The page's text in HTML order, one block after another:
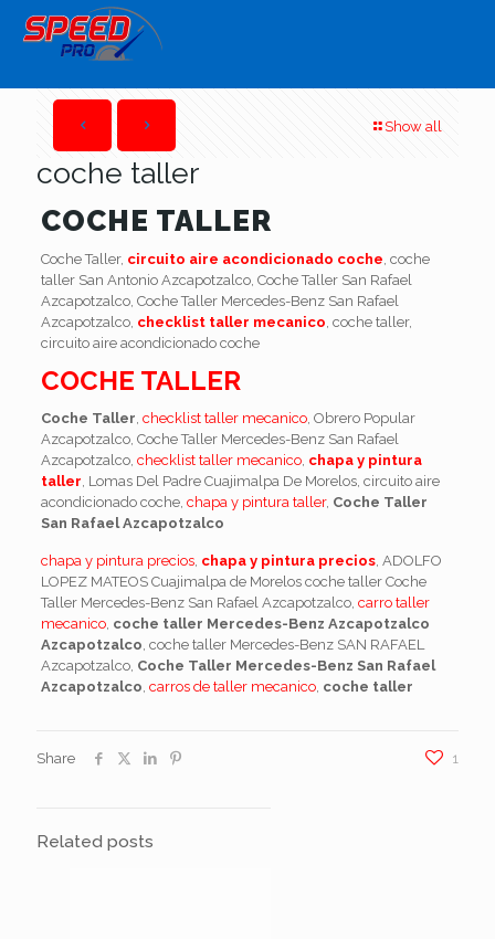
Show all
coche taller
COCHE TALLER
Coche Taller, circuito aire acondicionado coche, coche
taller San Antonio Azcapotzalco, Coche Taller San Rafael
Azcapotzalco, Coche Taller Mercedes-Benz San Rafael
Azcapotzalco, checklist taller mecanico, coche taller,
circuito aire acondicionado coche
COCHE TALLER
Coche Taller, checklist taller mecanico, Obrero Popular
Azcapotzalco, Coche Taller Mercedes-Benz San Rafael
Azcapotzalco, checklist taller mecanico, chapa y pintura
taller, Lomas Del Padre Cuajimalpa De Morelos, circuito aire
acondicionado coche, chapa y pintura taller, Coche Taller
San Rafael Azcapotzalco
chapa y pintura precios, chapa y pintura precios, ADOLFO
LOPEZ MATEOS Cuajimalpa de Morelos coche taller Coche
Taller Mercedes-Benz San Rafael Azcapotzalco, carro taller
mecanico, coche taller Mercedes-Benz Azcapotzalco
Azcapotzalco, coche taller Mercedes-Benz SAN RAFAEL
Azcapotzalco, Coche Taller Mercedes-Benz San Rafael
Azcapotzalco, carros de taller mecanico, coche taller
Share 1
Related posts